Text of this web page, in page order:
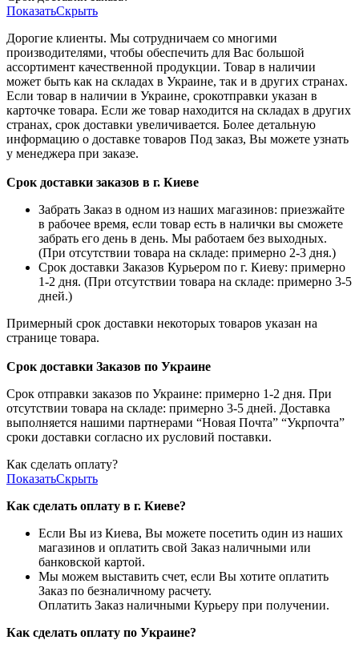
ПоказатьСкрыть
Дорогие клиенты. Мы сотрудничаем со многими
производителями, чтобы обеспечить для Вас большой
ассортимент качественной продукции. Товар в наличии
может быть как на складах в Украине, так и в других странах.
Если товар в наличии в Украине, срокотправки указан в
карточке товара. Если же товар находится на складах в других
странах, срок доставки увеличивается. Более детальную
информацию о доставке товаров Под заказ, Вы можете узнать
у менеджера при заказе.
Срок доставки заказов в г. Киеве
Забрать Заказ в одном из наших магазинов: приезжайте
в рабочее время, если товар есть в налички вы сможете
забрать его день в день. Мы работаем без выходных.
(При отсутствии товара на складе: примерно 2-3 дня.)
Срок доставки Заказов Курьером по г. Киеву: примерно
1-2 дня. (При отсутствии товара на складе: примерно 3-5
дней.)
Примерный срок доставки некоторых товаров указан на
странице товара.
Срок доставки Заказов по Украине
Срок отправки заказов по Украине: примерно 1-2 дня. При
отсутствии товара на складе: примерно 3-5 дней. Доставка
выполняется нашими партнерами “Новая Почта” “Укрпочта”
сроки доставки согласно их русловий поставки.
Как сделать оплату?
ПоказатьСкрыть
Как сделать оплату в г. Киеве?
Если Вы из Киева, Вы можете посетить один из наших
магазинов и оплатить свой Заказ наличными или
банковской картой.
Мы можем выставить счет, если Вы хотите оплатить
Заказ по безналичному расчету.
Оплатить Заказ наличными Курьеру при получении.
Как сделать оплату по Украине?